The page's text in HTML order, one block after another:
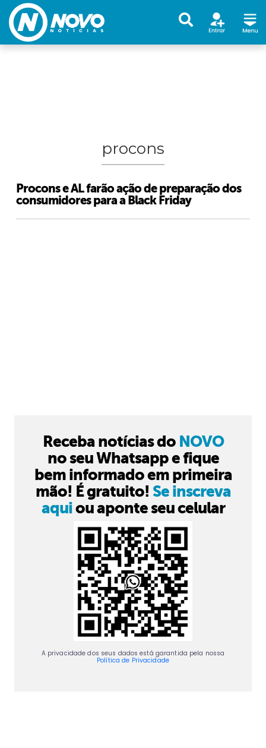
procons
Procons e AL farão ação de preparação dos
consumidores para a Black Friday
Receba notícias do NOVO
no seu Whatsapp e fique
bem informado em primeira
mão! É gratuito! Se inscreva
aquiou aponte seu celular
A privacidade dos seus dados está garantida pela nossa
Política de Privacidade